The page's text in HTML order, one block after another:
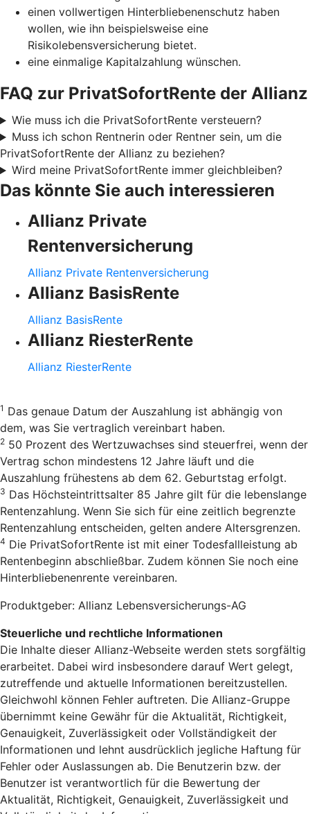
einen vollwertigen Hinterbliebenenschutz haben
wollen, wie ihn beispielsweise eine
Risikolebensversicherung bietet.
eine einmalige Kapitalzahlung wünschen.
FAQ zur PrivatSofortRente der Allianz
Wie muss ich die PrivatSofortRente versteuern?
Muss ich schon Rentnerin oder Rentner sein, um die
PrivatSofortRente der Allianz zu beziehen?
Wird meine PrivatSofortRente immer gleichbleiben?
Das könnte Sie auch interessieren
Allianz Private
Rentenversicherung
Allianz Private Rentenversicherung
Allianz BasisRente
Allianz BasisRente
Allianz RiesterRente
Allianz RiesterRente
1 Das genaue Datum der Auszahlung ist abhängig von
dem, was Sie vertraglich vereinbart haben.
2 50 Prozent des Wertzuwachses sind steuerfrei, wenn der
Vertrag schon mindestens 12 Jahre läuft und die
Auszahlung frühestens ab dem 62. Geburtstag erfolgt.
3 Das Höchsteintrittsalter 85 Jahre gilt für die lebenslange
Rentenzahlung. Wenn Sie sich für eine zeitlich begrenzte
Rentenzahlung entscheiden, gelten andere Altersgrenzen.
4 Die PrivatSofortRente ist mit einer Todesfallleistung ab
Rentenbeginn abschließbar. Zudem können Sie noch eine
Hinterbliebenenrente vereinbaren.
Produktgeber: Allianz Lebensversicherungs-AG
Steuerliche und rechtliche Informationen
Die Inhalte dieser Allianz-Webseite werden stets sorgfältig
erarbeitet. Dabei wird insbesondere darauf Wert gelegt,
zutreffende und aktuelle Informationen bereitzustellen.
Gleichwohl können Fehler auftreten. Die Allianz-Gruppe
übernimmt keine Gewähr für die Aktualität, Richtigkeit,
Genauigkeit, Zuverlässigkeit oder Vollständigkeit der
Informationen und lehnt ausdrücklich jegliche Haftung für
Fehler oder Auslassungen ab. Die Benutzerin bzw. der
Benutzer ist verantwortlich für die Bewertung der
Aktualität, Richtigkeit, Genauigkeit, Zuverlässigkeit und